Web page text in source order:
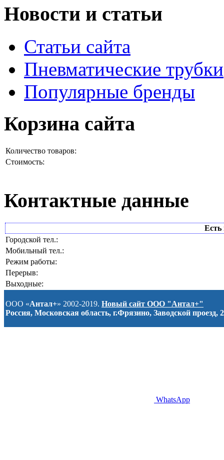
Новости и статьи
Статьи сайта
Пневматические трубки
Популярные бренды
Корзина сайта
Количество товаров:
Стоимость:
Контактные данные
Есть
Городской тел.:
Мобильный тел.:
Режим работы:
Перерыв:
Выходные:
ООО «Антал+» 2002-2019. Новый сайт ООО "Антал+"
Россия, Московская область, г.Фрязино, Заводской проезд, 2
WhatsApp